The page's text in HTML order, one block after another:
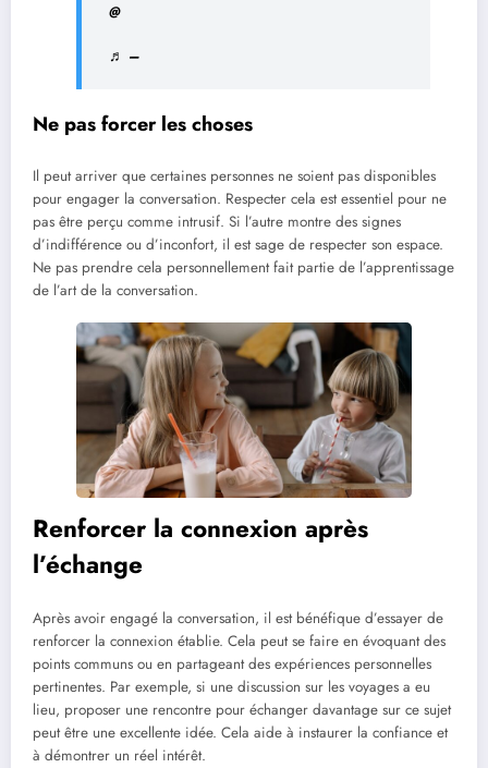
@
♬ –
Ne pas forcer les choses
Il peut arriver que certaines personnes ne soient pas disponibles
pour engager la conversation. Respecter cela est essentiel pour ne
pas être perçu comme intrusif. Si l’autre montre des signes
d’indifférence ou d’inconfort, il est sage de respecter son espace.
Ne pas prendre cela personnellement fait partie de l’apprentissage
de l’art de la conversation.
Renforcer la connexion après
l’échange
Après avoir engagé la conversation, il est bénéfique d’essayer de
renforcer la connexion établie. Cela peut se faire en évoquant des
points communs ou en partageant des expériences personnelles
pertinentes. Par exemple, si une discussion sur les voyages a eu
lieu, proposer une rencontre pour échanger davantage sur ce sujet
peut être une excellente idée. Cela aide à instaurer la confiance et
à démontrer un réel intérêt.